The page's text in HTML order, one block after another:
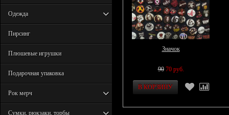
Одежда
Пирсинг
Плюшевые игрушки
Подарочная упаковка
Рок мерч
Сумки, рюкзаки, торбы
Значок
90 70 руб.